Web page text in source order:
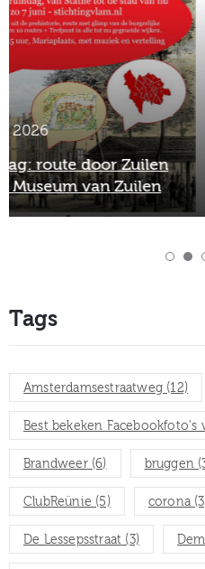
2
Officieel afscheid
directeur van het
Tags
Amsterdamsestraatweg (12)
Best bekeken Facebookfoto's
Brandweer(6) bruggen
ClubReünie (5) corona
De Lessepsstraat (3)